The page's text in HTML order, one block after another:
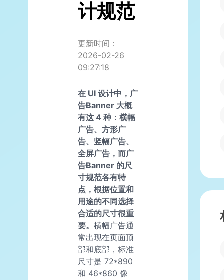
计规范
更新时间：
2026-02-26
09:27:18
在 UI 设计中，广
告Banner 大概
有这 4 种：横幅
广告、方形广
告、竖幅广告、
全屏广告，而广
告Banner 的尺
寸规范各有特
点，根据位置和
用途的不同选择
合适的尺寸很重
要。 横幅广告通
常出现在页面顶
部和底部，标准
尺寸是 72*890
和 46*860 像